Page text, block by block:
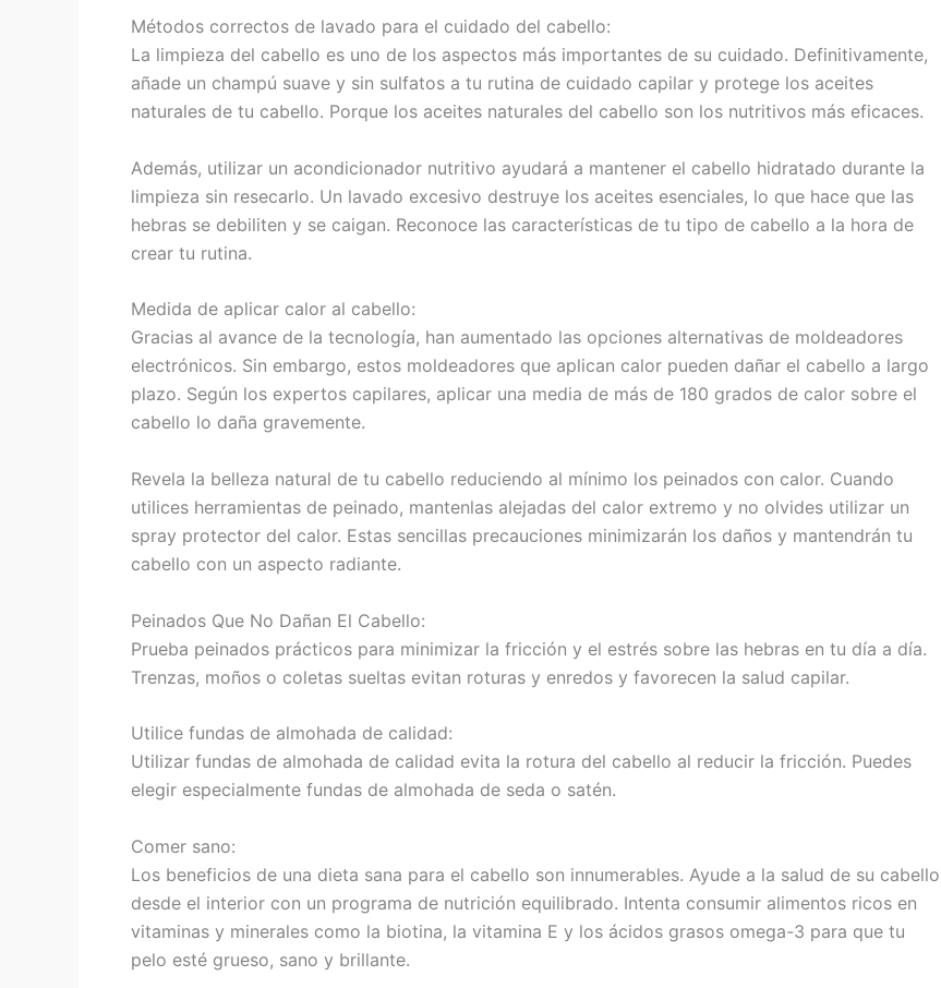
Métodos correctos de lavado para el cuidado del cabello:
La limpieza del cabello es uno de los aspectos más importantes de su cuidado. Definitivamente,
añade un champú suave y sin sulfatos a tu rutina de cuidado capilar y protege los aceites
naturales de tu cabello. Porque los aceites naturales del cabello son los nutritivos más eficaces.
Además, utilizar un acondicionador nutritivo ayudará a mantener el cabello hidratado durante la
limpieza sin resecarlo. Un lavado excesivo destruye los aceites esenciales, lo que hace que las
hebras se debiliten y se caigan. Reconoce las características de tu tipo de cabello a la hora de
crear tu rutina.
Medida de aplicar calor al cabello:
Gracias al avance de la tecnología, han aumentado las opciones alternativas de moldeadores
electrónicos. Sin embargo, estos moldeadores que aplican calor pueden dañar el cabello a largo
plazo. Según los expertos capilares, aplicar una media de más de 180 grados de calor sobre el
cabello lo daña gravemente.
Revela la belleza natural de tu cabello reduciendo al mínimo los peinados con calor. Cuando
utilices herramientas de peinado, mantenlas alejadas del calor extremo y no olvides utilizar un
spray protector del calor. Estas sencillas precauciones minimizarán los daños y mantendrán tu
cabello con un aspecto radiante.
Peinados Que No Dañan El Cabello:
Prueba peinados prácticos para minimizar la fricción y el estrés sobre las hebras en tu día a día.
Trenzas, moños o coletas sueltas evitan roturas y enredos y favorecen la salud capilar.
Utilice fundas de almohada de calidad:
Utilizar fundas de almohada de calidad evita la rotura del cabello al reducir la fricción. Puedes
elegir especialmente fundas de almohada de seda o satén.
Comer sano:
Los beneficios de una dieta sana para el cabello son innumerables. Ayude a la salud de su cabello
desde el interior con un programa de nutrición equilibrado. Intenta consumir alimentos ricos en
vitaminas y minerales como la biotina, la vitamina E y los ácidos grasos omega-3 para que tu
pelo esté grueso, sano y brillante.